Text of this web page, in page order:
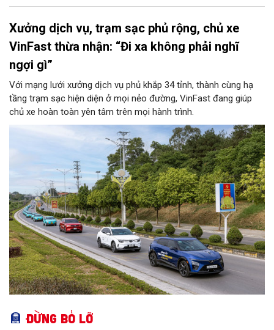
Xưởng dịch vụ, trạm sạc phủ rộng, chủ xe
VinFast thừa nhận: “Đi xa không phải nghĩ
ngợi gì”
Với mạng lưới xưởng dịch vụ phủ khắp 34 tỉnh, thành cùng hạ
tầng trạm sạc hiện diện ở mọi nẻo đường, VinFast đang giúp
chủ xe hoàn toàn yên tâm trên mọi hành trình.
Đừng bỏ lỡ